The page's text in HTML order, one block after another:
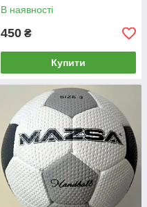
В наявності
450 ₴
Купити